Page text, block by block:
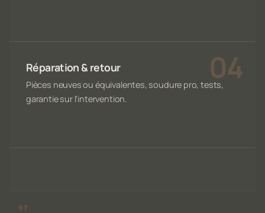
Réparation & retour
Pièces neuves ou équivalentes, soudure pro, tests,
garantie sur l'intervention.